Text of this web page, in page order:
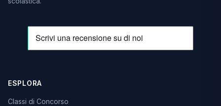
ESPLORA
Classi di Concorso